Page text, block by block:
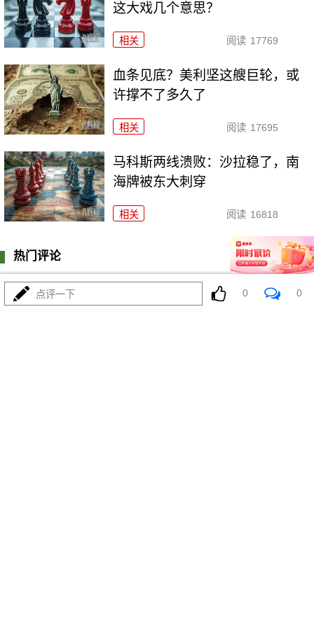
这大戏几个意思？
相关 阅读 17769
血条见底？美利坚这艘巨轮，或
许撑不了多久了
相关 阅读 17695
马科斯两线溃败：沙拉稳了，南
海牌被东大刺穿
相关 阅读 16818
热门评论
0 条评论 登陆
点评一下 0 0